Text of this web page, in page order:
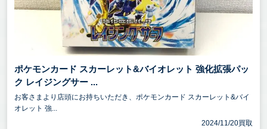
ポケモンカード スカーレット&バイオレット 強化拡張パッ
ク レイジングサー ...
お客さまより店頭にお持ちいただき、ポケモンカード スカーレット&バイ
オレット 強...
2024/11/20買取